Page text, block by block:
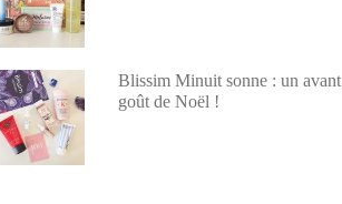
Blissim Minuit sonne : un avant
goût de Noël !